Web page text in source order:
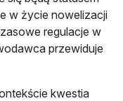
w życie nowelizacji
regulacje w
przewiduje
kwestia